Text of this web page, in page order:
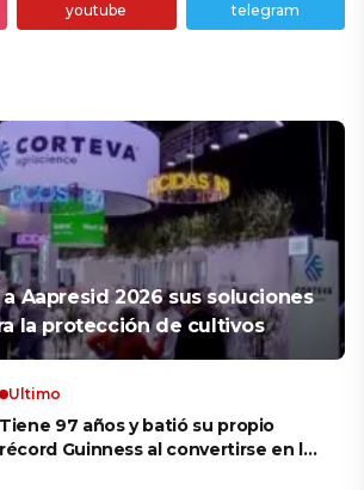
youtube telegram
Aapresid 2026 sus soluciones
la protección de cultivos
Ultimo
Tiene 97 años y batió su propio
récord Guinness al convertirse en la